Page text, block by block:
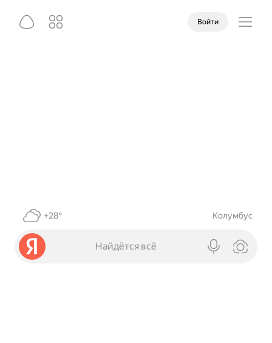
Войти
+28° Колумбус
Найдётся всё